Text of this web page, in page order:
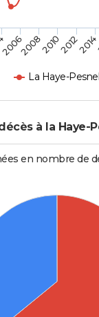
La Haye-Pesnel
20062008201020122014
à la Haye-
en nombre de